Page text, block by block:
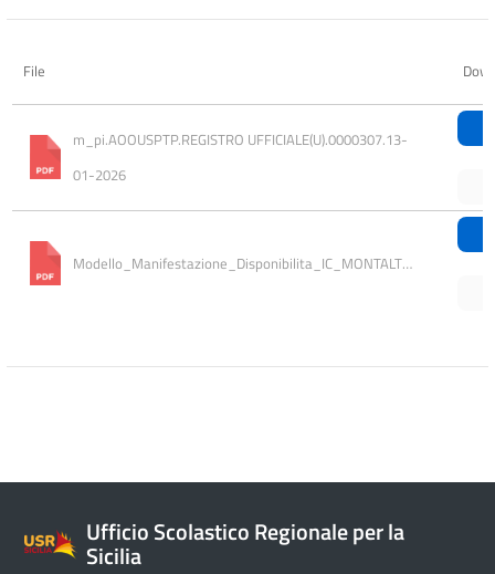
File
m_pi.AOOUSPTP.REGISTRO UFFICIALE(U).0000307.13-
01-2026
Modello_Manifestazione_Disponibilita_IC_MONTALTO_MISILISCEMI
Ufficio Scolastico Regionale per la
Sicilia